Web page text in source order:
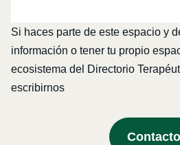
Si haces parte de este espacio y
información o tener tu propio
ecosistema del Directorio
escribirnos
Contacto